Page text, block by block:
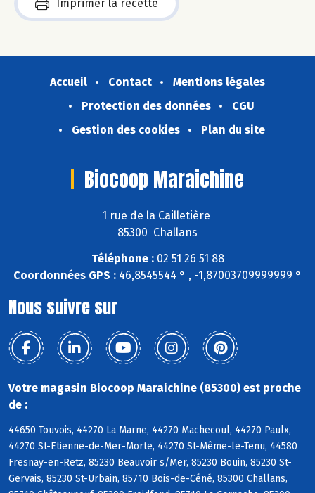
Imprimer la recette
Accueil Contact
Mentions légales
Protection des données
CGU
Gestion des cookies
Plan du site
Biocoop Maraichine
1 rue de la Cailletière
85300 Challans
Téléphone :02 51 26 51 88
Coordonnées GPS : 46,8545544 ° , -1,87003709999999 °
Nous suivre sur
Votre magasin Biocoop Maraichine (85300) est proche
de :
44650 Touvois, 44270 La Marne, 44270 Machecoul, 44270 Paulx,
44270 St-Etienne-de-Mer-Morte, 44270 St-Même-le-Tenu, 44580
Fresnay-en-Retz, 85230 Beauvoir s/Mer, 85230 Bouin, 85230 St-
Gervais, 85230 St-Urbain, 85710 Bois-de-Céné, 85300 Challans,